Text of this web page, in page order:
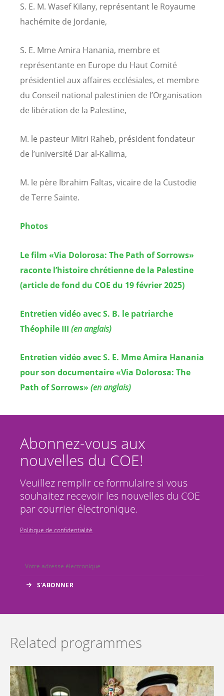
S. E. M. Wasef Kilany, représentant le Royaume
hachémite de Jordanie,
S. E. Mme Amira Hanania, membre et
représentante en Europe du Haut Comité
présidentiel aux affaires ecclésiales, et membre
du Conseil national palestinien de l’Organisation
de libération de la Palestine,
M. le pasteur Mitri Raheb, président fondateur
de l’université Dar al-Kalima,
M. le père Ibrahim Faltas, vicaire de la Custodie
de Terre Sainte.
Photos
Le film «Via Dolorosa: The Path of Sorrows»
raconte l’histoire chrétienne de la Palestine
(article de fond du COE du 19 février 2025)
Entretien vidéo avec S. B. le patriarche
Théophile III (en anglais)
Entretien vidéo avec S. E. Mme Amira Hanania
pour son documentaire «Via Dolorosa: The
Path of Sorrows» (en anglais)
Abonnez-vous aux
nouvelles du COE!
Veuillez remplir ce formulaire si vous
souhaitez recevoir les nouvelles du COE
par courrier électronique.
Politique de confidentialité
Related programmes